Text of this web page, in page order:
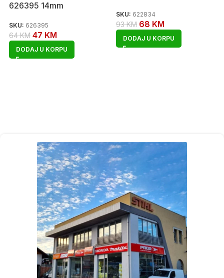
626395 14mm
SKU: 626395
64KM 47 KM
DODAJ U KORPU
SKU: 622834
93KM 68 KM
DODAJ U KORPU